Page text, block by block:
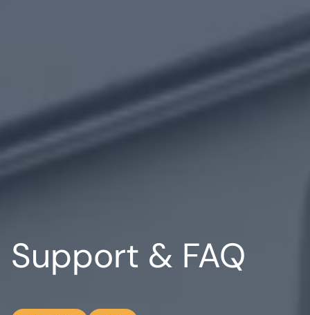
Support & FAQ